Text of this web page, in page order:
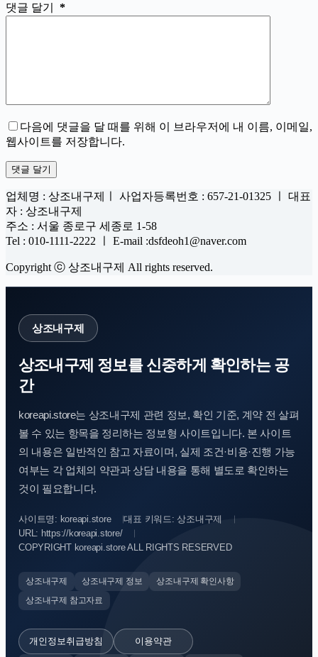
댓글 달기 *
다음에 댓글을 달 때를 위해 이 브라우저에 내 이름, 이메일,
웹사이트를 저장합니다.
댓글 달기
업체명 : 상조내구제ㅣ 사업자등록번호 : 657-21-01325 ㅣ 대표
자 : 상조내구제
주소 : 서울 종로구 세종로 1-58
Tel : 010-1111-2222 ㅣ E-mail :dsfdeoh1@naver.com
Copyright ⓒ 상조내구제 All rights reserved.
상조내구제
상조내구제 정보를 신중하게 확인하는 공
간
koreapi.store는 상조내구제 관련 정보, 확인 기준, 계약 전 살펴
볼 수 있는 항목을 정리하는 정보형 사이트입니다. 본 사이트
의 내용은 일반적인 참고 자료이며, 실제 조건·비용·진행 가능
여부는 각 업체의 약관과 상담 내용을 통해 별도로 확인하는
것이 필요합니다.
사이트명: koreapi.store
대표 키워드: 상조내구제
URL: https://koreapi.store/
COPYRIGHT koreapi.store ALL RIGHTS RESERVED
상조내구제 상조내구제 정보
상조내구제 확인사항
상조내구제 참고자료
개인정보취급방침 이용약관